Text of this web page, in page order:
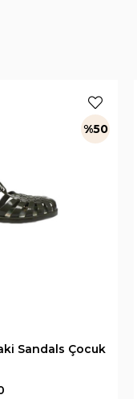
Sandals Çocuk
%50